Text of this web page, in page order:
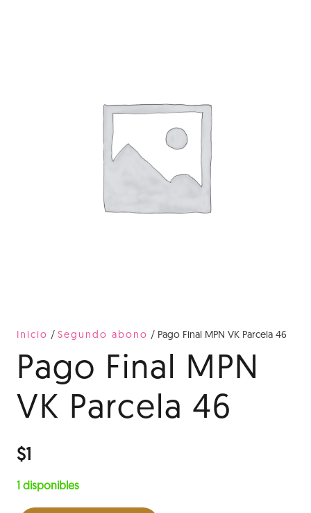
Inicio / Segundo abono / Pago Final MPN VK Parcela 46
Pago Final MPN
VK Parcela 46
$1
1 disponibles